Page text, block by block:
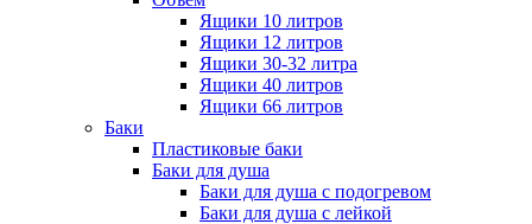
Ящики 10 литров
Ящики 12 литров
Ящики 30-32 литра
Ящики 40 литров
Ящики 66 литров
Баки
Пластиковые баки
Баки для душа
Баки для душа с подогревом
Баки для душа с лейкой